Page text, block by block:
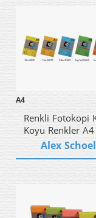
A4
Renkli Fotokopi
Koyu Renkler
80gr
Alex